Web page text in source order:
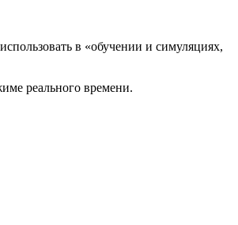
в «обучении и симуляциях,
реального времени.